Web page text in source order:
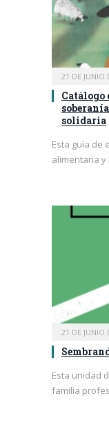
21 DE JUNIO
Catálogo
solidaria
Esta guía de
alimentaria
21 DE JUNIO
Esta unidad
familia